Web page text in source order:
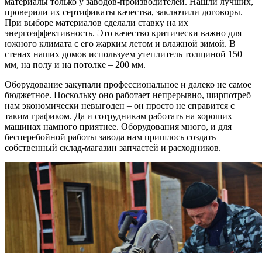
проверили их сертификаты качества, заключили договоры.
При выборе материалов сделали ставку на их
энергоэффективность. Это качество критически важно для
южного климата с его жарким летом и влажной зимой. В
стенах наших домов используем утеплитель толщиной 150
мм, на полу и на потолке – 200 мм.
Оборудование закупали профессиональное и далеко не самое
бюджетное. Поскольку оно работает непрерывно, ширпотреб
нам экономически невыгоден – он просто не справится с
таким графиком. Да и сотрудникам работать на хороших
машинах намного приятнее. Оборудования много, и для
бесперебойной работы завода нам пришлось создать
собственный склад-магазин запчастей и расходников.